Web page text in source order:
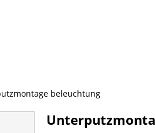
beleuchtung